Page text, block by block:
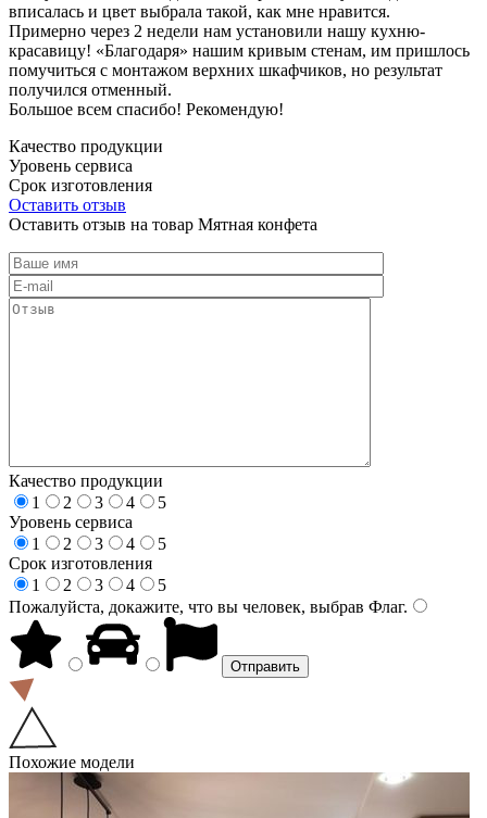
вписалась и цвет выбрала такой, как мне нравится.
Примерно через 2 недели нам установили нашу кухню-
красавицу! «Благодаря» нашим кривым стенам, им пришлось
помучиться с монтажом верхних шкафчиков, но результат
получился отменный.
Большое всем спасибо! Рекомендую!
Качество продукции
Уровень сервиса
Срок изготовления
Оставить отзыв
Оставить отзыв на товар Мятная конфета
Качество продукции
1
2 3 4
5
Уровень сервиса
1
2 3 4
5
Срок изготовления
1
2 3 4
5
Пожалуйста, докажите, что вы человек, выбрав Флаг.
Похожие модели